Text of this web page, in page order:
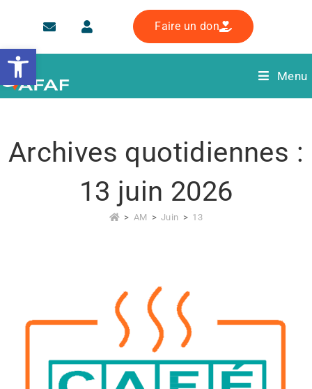
Ouvrir la barre d’outils
Faire un don
Menu
Archives quotidiennes :
13 juin 2026
> AM > Juin > 13